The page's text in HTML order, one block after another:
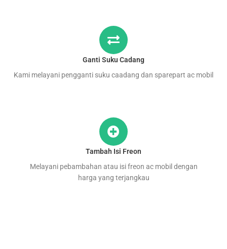
Ganti Suku Cadang
Kami melayani pengganti suku caadang dan sparepart ac mobil
Tambah Isi Freon
Melayani pebambahan atau isi freon ac mobil dengan
harga yang terjangkau